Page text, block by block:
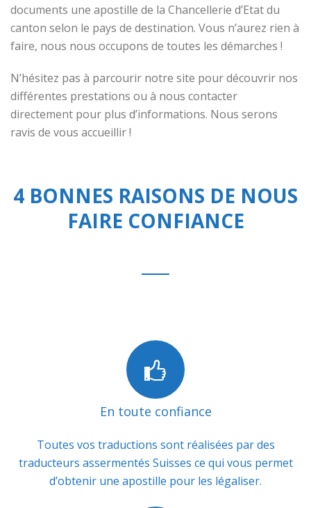
documents une apostille de la Chancellerie d’Etat du
canton selon le pays de destination. Vous n’aurez rien à
faire, nous nous occupons de toutes les démarches !
N’hésitez pas à parcourir notre site pour découvrir nos
différentes prestations ou à nous contacter
directement pour plus d’informations. Nous serons
ravis de vous accueillir !
4 BONNES RAISONS DE NOUS
FAIRE CONFIANCE
En toute confiance
Toutes vos traductions sont réalisées par des
traducteurs assermentés Suisses ce qui vous permet
d’obtenir une apostille pour les légaliser.